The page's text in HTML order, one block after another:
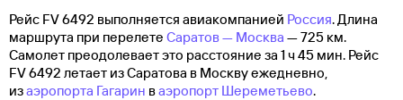
Рейс FV 6492 выполняется авиакомпанией Россия. Длина
маршрута при перелете Саратов — Москва — 725 км.
Самолет преодолевает это расстояние за 1 ч 45 мин. Рейс
FV 6492 летает из Саратова в Москву ежедневно,
изаэропорта Гагарин ваэропорт Шереметьево.